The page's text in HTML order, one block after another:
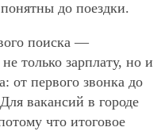
до поездки.
поиска —
только зарплату, но и
от первого звонка до
вакансий в городе
что итоговое